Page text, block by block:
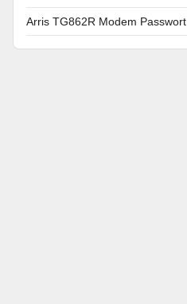
Arris TG862R Modem Passwort